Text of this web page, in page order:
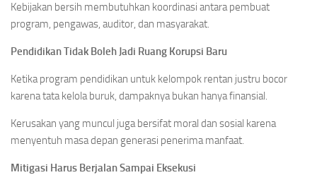
Kebijakan bersih membutuhkan koordinasi antara pembuat
program, pengawas, auditor, dan masyarakat.
Pendidikan Tidak Boleh Jadi Ruang Korupsi Baru
Ketika program pendidikan untuk kelompok rentan justru bocor
karena tata kelola buruk, dampaknya bukan hanya finansial.
Kerusakan yang muncul juga bersifat moral dan sosial karena
menyentuh masa depan generasi penerima manfaat.
Mitigasi Harus Berjalan Sampai Eksekusi